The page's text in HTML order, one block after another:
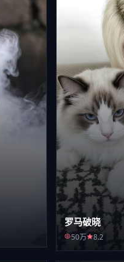
罗马破晓
50万 8.2